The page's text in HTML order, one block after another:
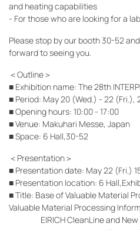
and heating capabilities
- For those who are looking for a
Please stop by our booth 30-52
forward to seeing you.
＜Outline＞
■ Exhibition name: The 28th
■ Period: May 20 (Wed.) - 22 (Fri.),
■ Opening hours: 10:00 - 17:00
■ Venue: Makuhari Messe, Japan
■ Space: 6 Hall,30-52
＜Presentation＞
■ Presentation date: May 22 (Fri.)
■ Presentation location: 6
■ Title: Base of Valuable Material
Valuable Material Processing
EIRICH CleanLine and New